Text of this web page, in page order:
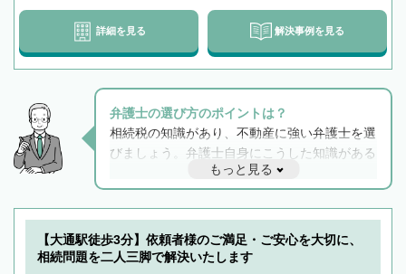
詳細を見る 解決事例を見る
弁護士の選び方のポイントは？
相続税の知識があり、不動産に強い弁護士を選
びましょう。弁護士自身にこうした知識がある
と他士業との連携もスムーズに進み、トラブル
解決のみならず相続をトータルで任せることが
できます。また、相続は感情がからむ分野なの
でフィーリングも重要です。実際に電話や面談
で複数の弁護士と会話をしてウマが合う方に依
もっと見る
【大通駅徒歩3分】依頼者様のご満足・ご安心を大切に、
相続問題を二人三脚で解決いたします